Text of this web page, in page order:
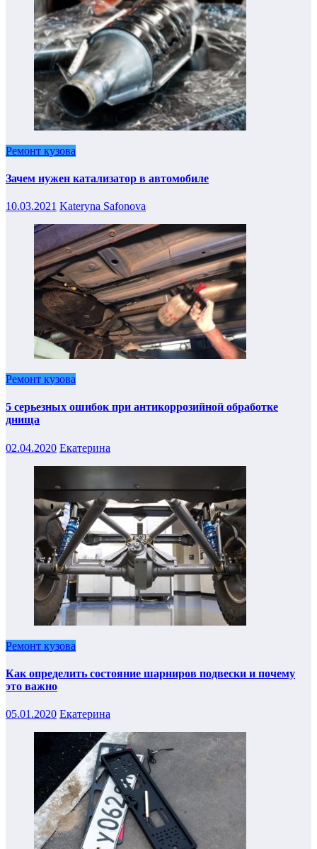
Ремонт кузова
Зачем нужен катализатор в автомобиле
10.03.2021 Kateryna Safonova
Ремонт кузова
5 серьезных ошибок при антикоррозийной обработке
днища
02.04.2020 Екатерина
Ремонт кузова
Как определить состояние шарниров подвески и почему
это важно
05.01.2020 Екатерина